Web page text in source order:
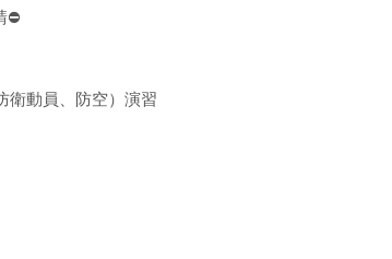
⛔
衛動員、防空）演習